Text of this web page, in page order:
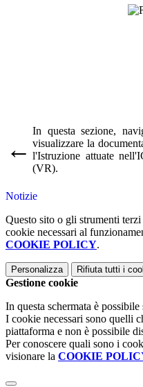
←
In questa sezione,
visualizzare la
l'Istruzione attuate
(VR).
Notizie
Questo sito o gli strumenti
cookie necessari al
COOKIE POLICY.
Personalizza Rifiuta tutti i
Gestione cookie
In questa schermata è
I cookie necessari sono quelli
piattaforma e non è possibile
Per conoscere quali sono i
visionare la COOKIE